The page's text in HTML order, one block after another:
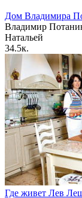
Дом Владимира
Владимир
Натальей
34.5к.
Где живет Лев